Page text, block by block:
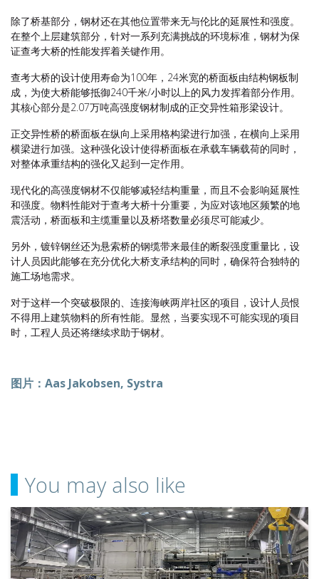
除了桥基部分，钢材还在其他位置带来无与伦比的延展性和强度。
在整个上层建筑部分，针对一系列充满挑战的环境标准，钢材为保
证查考大桥的性能发挥着关键作用。
查考大桥的设计使用寿命为100年，24米宽的桥面板由结构钢板制
成，为使大桥能够抵御240千米/小时以上的风力发挥着部分作用。
其核心部分是2.07万吨高强度钢材制成的正交异性箱形梁设计。
正交异性桥的桥面板在纵向上采用格构梁进行加强，在横向上采用
横梁进行加强。这种强化设计使得桥面板在承载车辆载荷的同时，
对整体承重结构的强化又起到一定作用。
现代化的高强度钢材不仅能够减轻结构重量，而且不会影响延展性
和强度。物料性能对于查考大桥十分重要，为应对该地区频繁的地
震活动，桥面板和主缆重量以及桥塔数量必须尽可能减少。
另外，镀锌钢丝还为悬索桥的钢缆带来最佳的断裂强度重量比，设
计人员因此能够在充分优化大桥支承结构的同时，确保符合独特的
施工场地需求。
对于这样一个突破极限的、连接海峡两岸社区的项目，设计人员恨
不得用上建筑物料的所有性能。显然，当要实现不可能实现的项目
时，工程人员还将继续求助于钢材。
图片：Aas Jakobsen, Systra
You may also like